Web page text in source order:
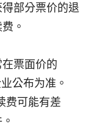
部分票价的退
。
票面价的
公布为准。
费可能有差